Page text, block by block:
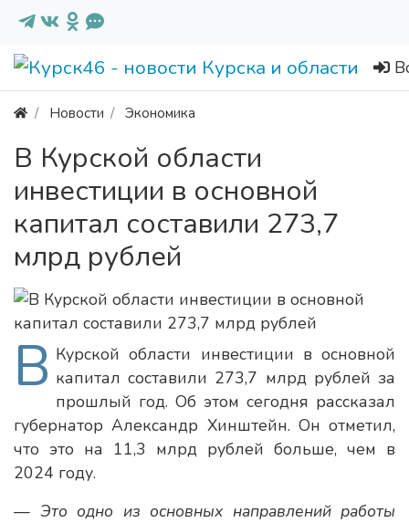
Новости Экономика
В Курской области
инвестиции в основной
капитал составили 273,7
млрд рублей
В Курской области инвестиции в основной
капитал составили 273,7 млрд рублей за
прошлый год. Об этом сегодня рассказал
губернатор Александр Хинштейн. Он отметил,
что это на 11,3 млрд рублей больше, чем в
2024 году.
— Это одно из основных направлений работы